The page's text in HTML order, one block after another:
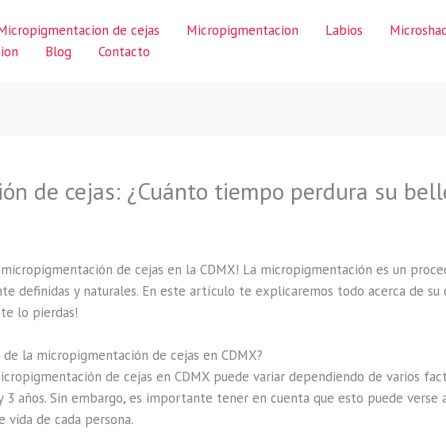
de cejas Micropigmentacion Labios
Blog Contacto
de cejas: ¿Cuánto tiempo perdura su
de cejas en la CDMX! La micropigmentación es un
definidas y naturales. En este artículo te explicaremos todo acerca de su
lo pierdas!
la micropigmentación de cejas en CDMX?
de cejas en CDMX puede variar dependiendo de varios
3 años. Sin embargo, es importante tener en cuenta que esto puede
de cada persona.